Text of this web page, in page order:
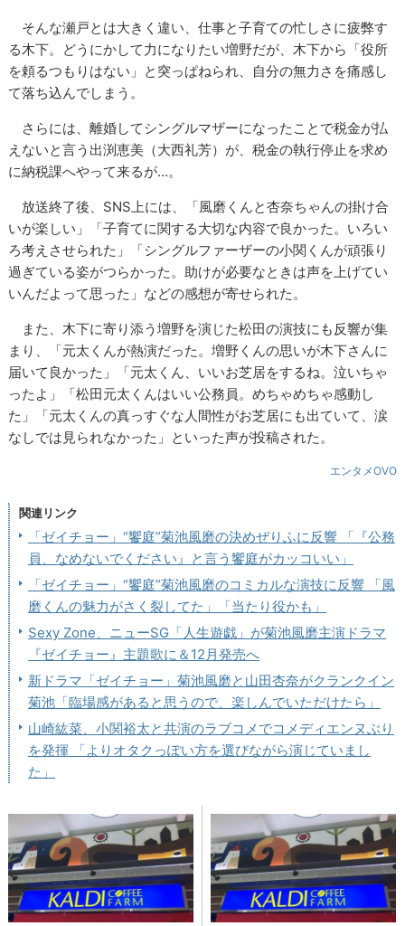
そんな瀬戸とは大きく違い、仕事と子育ての忙しさに疲弊す
る木下。どうにかして力になりたい増野だが、木下から「役所
を頼るつもりはない」と突っぱねられ、自分の無力さを痛感し
て落ち込んでしまう。
さらには、離婚してシングルマザーになったことで税金が払
えないと言う出渕恵美（大西礼芳）が、税金の執行停止を求め
に納税課へやって来るが…。
放送終了後、SNS上には、「風磨くんと杏奈ちゃんの掛け合
いが楽しい」「子育てに関する大切な内容で良かった。いろい
ろ考えさせられた」「シングルファーザーの小関くんが頑張り
過ぎている姿がつらかった。助けが必要なときは声を上げてい
いんだよって思った」などの感想が寄せられた。
また、木下に寄り添う増野を演じた松田の演技にも反響が集
まり、「元太くんが熱演だった。増野くんの思いが木下さんに
届いて良かった」「元太くん、いいお芝居をするね。泣いちゃ
ったよ」「松田元太くんはいい公務員。めちゃめちゃ感動し
た」「元太くんの真っすぐな人間性がお芝居にも出ていて、涙
なしでは見られなかった」といった声が投稿された。
エンタメOVO
関連リンク
「ゼイチョー」“饗庭”菊池風磨の決めぜりふに反響 「『公務
員、なめないでください』と言う饗庭がカッコいい」
「ゼイチョー」“饗庭”菊池風磨のコミカルな演技に反響 「風
磨くんの魅力がさく裂してた」「当たり役かも」
Sexy Zone、ニューSG「人生遊戯」が菊池風磨主演ドラマ
『ゼイチョー』主題歌に＆12月発売へ
新ドラマ「ゼイチョー」菊池風磨と山田杏奈がクランクイン
菊池「臨場感があると思うので、楽しんでいただけたら」
山崎紘菜、小関裕太と共演のラブコメでコメディエンヌぶり
を発揮 「よりオタクっぽい方を選びながら演じていまし
た」